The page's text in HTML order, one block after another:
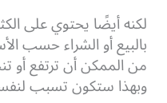
لكنه أيضًا يحتوي على
بالبيع أو الشراء حسب
من الممكن أن ترتفع أو
وبهذا ستكون تسبب